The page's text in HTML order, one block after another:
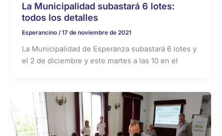
La Municipalidad subastará 6 lotes:
todos los detalles
Esperancino/17 de noviembre de 2021
La Municipalidad de Esperanza subastará 6 lotes y
el 2 de diciembre y este martes a las 10 en el